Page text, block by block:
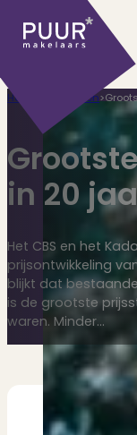
Ontdek
Net te
Bekijk
Home Huis kopen>
in 20
Het CBS en het
prijsontwikkeling
blijkt dat
is de grootste
waren. Minder…